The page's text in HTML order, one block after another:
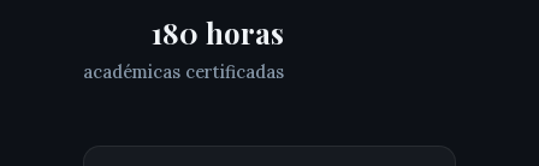
180 horas
académicas certificadas